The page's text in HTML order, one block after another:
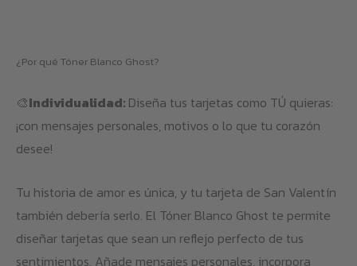
¿Por qué Tóner Blanco Ghost?
🎨Individualidad: Diseña tus tarjetas como TÚ quieras:
¡con mensajes personales, motivos o lo que tu corazón
desee!
Tu historia de amor es única, y tu tarjeta de San Valentín
también debería serlo. El Tóner Blanco Ghost te permite
diseñar tarjetas que sean un reflejo perfecto de tus
sentimientos. Añade mensajes personales, incorpora